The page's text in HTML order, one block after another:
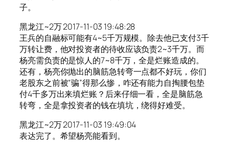
子。
黑龙江~2万 2017-11-03 19:48:28
王兵的自融标可能有4~5千万规模。除去他已支付3千
万转让费，他对投资者的待收应该负责2~3千万。而
杨亮需负责的是惊人的7~8千万，全是烂账造成的。
还有，杨亮你抛出的脑筋急转弯一点都不好玩，你们
老股东之前被“骗”得那么惨，咋还有能力自掏腰包垫
付4千多万出来填烂账？后来仔细一看，全是脑筋急
转弯，全是拿投资者的钱在填坑，绕得好难受。
黑龙江~2万 2017-11-03 19:49:04
表达完了。希望杨亮能看到。